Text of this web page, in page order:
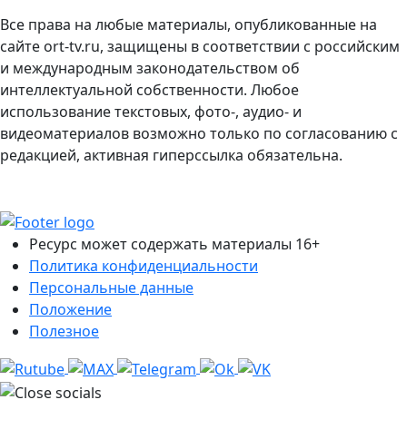
Все права на любые материалы, опубликованные на
сайте ort-tv.ru, защищены в соответствии с российским
и международным законодательством об
интеллектуальной собственности. Любое
использование текстовых, фото-, аудио- и
видеоматериалов возможно только по согласованию с
редакцией, активная гиперссылка обязательна.
Ресурс может содержать материалы 16+
Политика конфиденциальности
Персональные данные
Положение
Полезное